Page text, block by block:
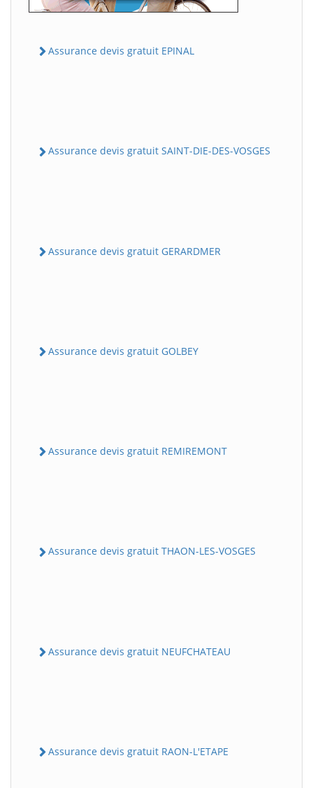
Assurance devis gratuit EPINAL
Assurance devis gratuit SAINT-DIE-DES-VOSGES
Assurance devis gratuit GERARDMER
Assurance devis gratuit GOLBEY
Assurance devis gratuit REMIREMONT
Assurance devis gratuit THAON-LES-VOSGES
Assurance devis gratuit NEUFCHATEAU
Assurance devis gratuit RAON-L'ETAPE